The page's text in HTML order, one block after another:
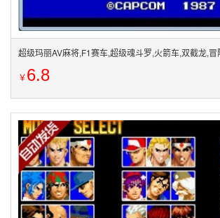
超级玛丽AV麻将,F1赛车,超级魂斗罗,火箭车,双截龙,
戏
￥6.8